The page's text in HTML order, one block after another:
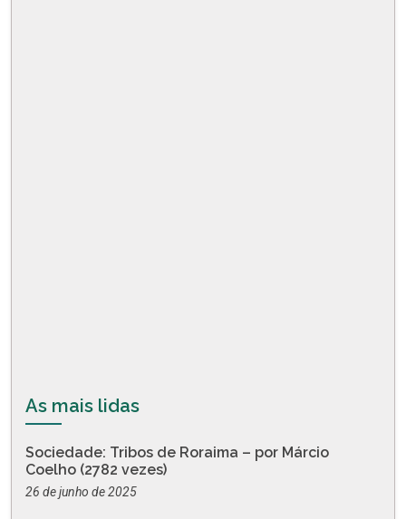
As mais lidas
Sociedade: Tribos de Roraima – por Márcio
Coelho (2782 vezes)
26 de junho de 2025